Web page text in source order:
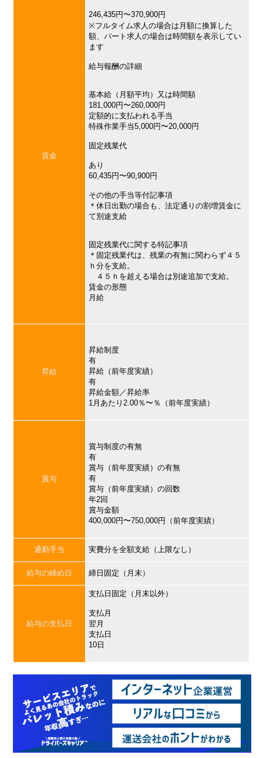
賃金
246,435円〜370,900円
※フルタイム求人の場合は月額に換算した
額、パート求人の場合は時間額を表示してい
ます
給与報酬の詳細
基本給（月額平均）又は時間額
181,000円〜260,000円
定額的に支払われる手当
特殊作業手当5,000円〜20,000円
固定残業代
あり
60,435円〜90,900円
その他の手当等付記事項
＊休日出勤の場合も、法定通りの割増賃金に
て別途支給
固定残業代に関する特記事項
＊固定残業代は、残業の有無に関わらず４５
ｈ分を支給。
４５ｈを超える場合は別途追加で支給。
賃金の形態
月給
昇給
昇給制度
有
昇給（前年度実績）
有
昇給金額／昇給率
1月あたり2.00％〜％（前年度実績）
賞与
賞与制度の有無
有
賞与（前年度実績）の有無
有
賞与（前年度実績）の回数
年2回
賞与金額
400,000円〜750,000円（前年度実績）
通勤手当 実費分を全額支給（上限なし）
給与の締め日 締日固定（月末）
給与の支払日
支払日固定（月末以外）
支払月
翌月
支払日
10日